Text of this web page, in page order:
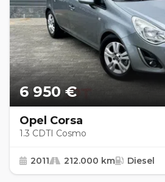
6 950 €
Opel Corsa
1.3 CDTI Cosmo
2011 212.000 km Diesel